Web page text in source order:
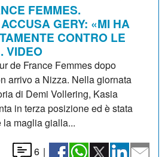
FEMMES.
GERY: «MI HA
CONTRO LE
VIDEO
de France Femmes dopo
arrivo a Nizza. Nella giornata
di Demi Vollering, Kasia
in terza posizione ed è stata
la maglia gialla...
6 |